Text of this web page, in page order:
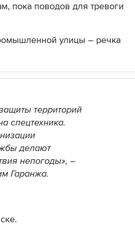
пока поводов для тревоги
улицы – речка
территорий
спецтехника.
делают
непогоды», –
Гаранжа.